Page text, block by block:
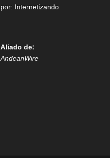
por: Internetizando
Aliado de:
AndeanWire